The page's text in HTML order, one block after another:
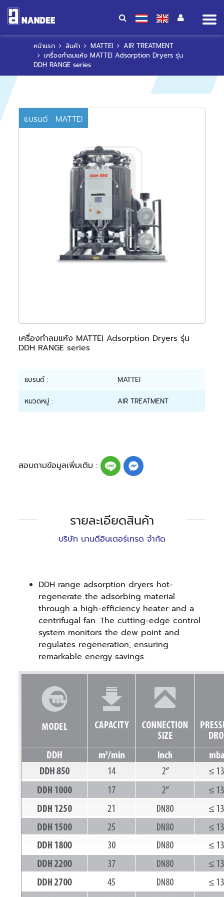
หน้าแรก สินค้า MATTEI
AIR TREATMENT
เครื่องทำลมแห้ง MATTEI Adsorption Dryers รุ่น
DDH RANGE series
แบรนด์ : MATTEI
เครื่องทำลมแห้ง MATTEI Adsorption Dryers รุ่น
DDH RANGE series
แบรนด์ : MATTEI
หมวดหมู่ : AIR TREATMENT
สอบถามข้อมูลเพิ่มเติม :
รายละเอียดสินค้า
บริษัท นานดีอินเตอร์เทรด จำกัด
DDH range adsorption dryers hot-
regenerate the adsorbing material
through a high-efficiency heater and a
centrifugal fan. The cutting-edge control
system monitors the dew point and
regulates regeneration, ensuring
remarkable energy savings.